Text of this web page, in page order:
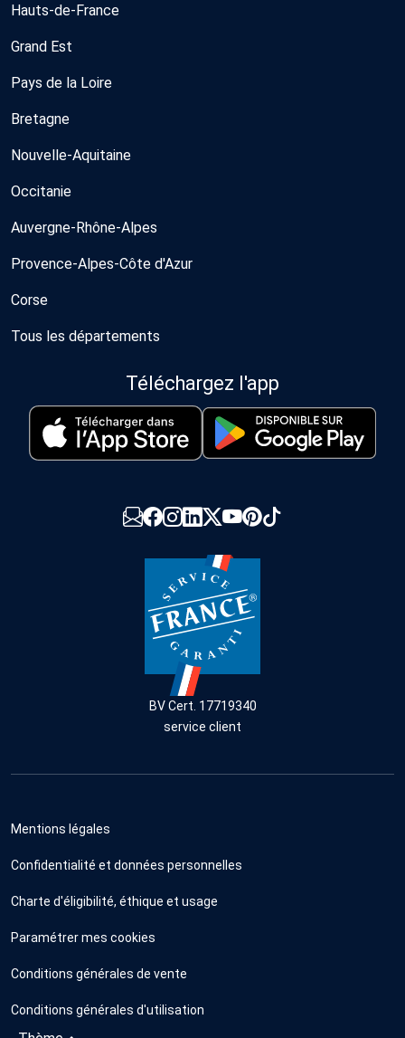
Hauts-de-France
Grand Est
Pays de la Loire
Bretagne
Nouvelle-Aquitaine
Occitanie
Auvergne-Rhône-Alpes
Provence-Alpes-Côte d'Azur
Corse
Tous les départements
Téléchargez l'app
BV Cert. 17719340
service client
Mentions légales
Confidentialité et données personnelles
Charte d'éligibilité, éthique et usage
Paramétrer mes cookies
Conditions générales de vente
Conditions générales d'utilisation